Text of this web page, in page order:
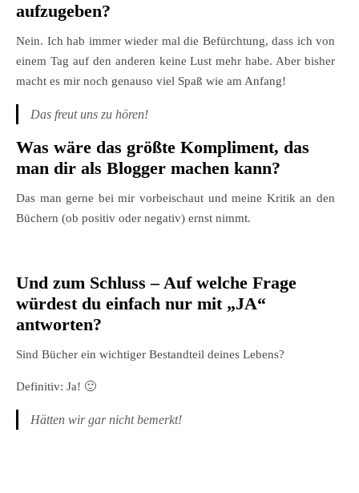
aufzugeben?
Nein. Ich hab immer wieder mal die Befürchtung, dass ich von
einem Tag auf den anderen keine Lust mehr habe. Aber bisher
macht es mir noch genauso viel Spaß wie am Anfang!
Das freut uns zu hören!
Was wäre das größte Kompliment, das
man dir als Blogger machen kann?
Das man gerne bei mir vorbeischaut und meine Kritik an den
Büchern (ob positiv oder negativ) ernst nimmt.
Und zum Schluss – Auf welche Frage
würdest du einfach nur mit „JA“
antworten?
Sind Bücher ein wichtiger Bestandteil deines Lebens?
Definitiv: Ja! 🙂
Hätten wir gar nicht bemerkt!